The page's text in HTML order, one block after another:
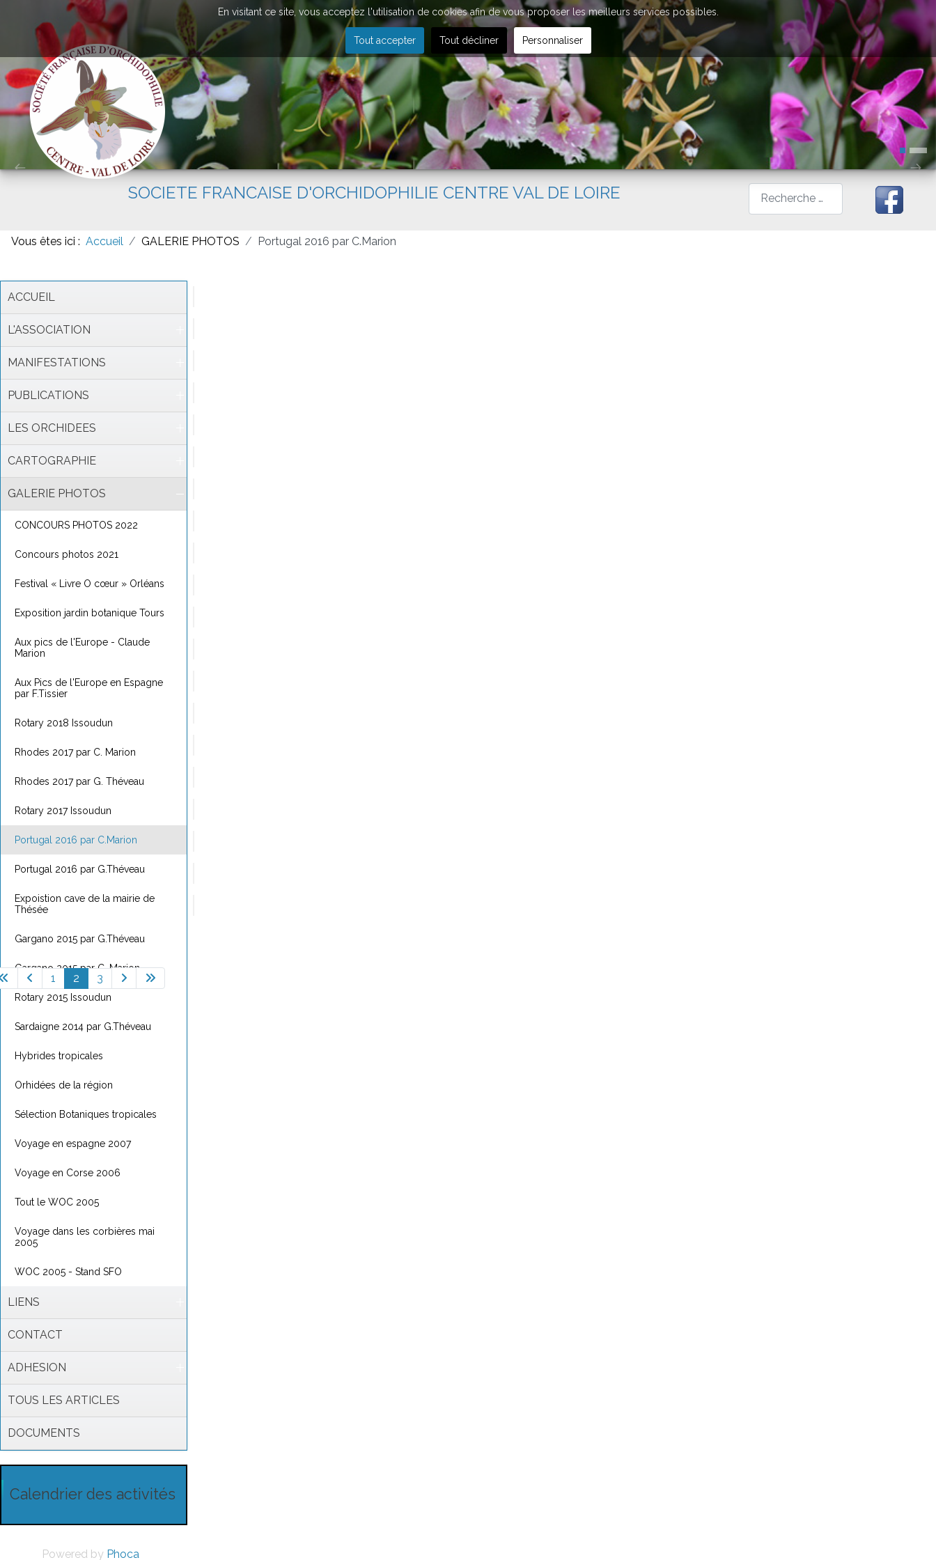
SOCIETE FRANCAISE D'ORCHIDOPHILIE CENTRE VAL DE LOIRE Rechercher
Vous êtes ici : Accueil GALERIE PHOTOS Portugal 2016 par C.Marion
ACCUEIL
L'ASSOCIATION
MANIFESTATIONS
PUBLICATIONS
LES ORCHIDEES
CARTOGRAPHIE
GALERIE PHOTOS
CONCOURS PHOTOS 2022
Concours photos 2021
Festival « Livre O cœur » Orléans
Exposition jardin botanique Tours
Aux pics de l'Europe - Claude
Marion
Aux Pics de l'Europe en Espagne
par F.Tissier
Rotary 2018 Issoudun
Rhodes 2017 par C. Marion
Rhodes 2017 par G. Théveau
Rotary 2017 Issoudun
Portugal 2016 par C.Marion
Portugal 2016 par G.Théveau
Expoistion cave de la mairie de
Thésée
Gargano 2015 par G.Théveau
Gargano 2015 par C. Marion
Rotary 2015 Issoudun
Sardaigne 2014 par G.Théveau
Hybrides tropicales
Orhidées de la région
Sélection Botaniques tropicales
Voyage en espagne 2007
Voyage en Corse 2006
Tout le WOC 2005
Voyage dans les corbières mai
2005
WOC 2005 - Stand SFO
LIENS
CONTACT
ADHESION
TOUS LES ARTICLES
DOCUMENTS
Calendrier des activités
1 2 3
Powered by Phoca
En visitant ce site, vous acceptez l'utilisation de cookies afin de vous proposer les meilleurs services possibles.
Tout accepter Tout décliner Personnaliser